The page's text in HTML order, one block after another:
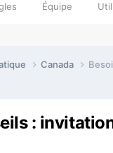
Équipe
Canada
: